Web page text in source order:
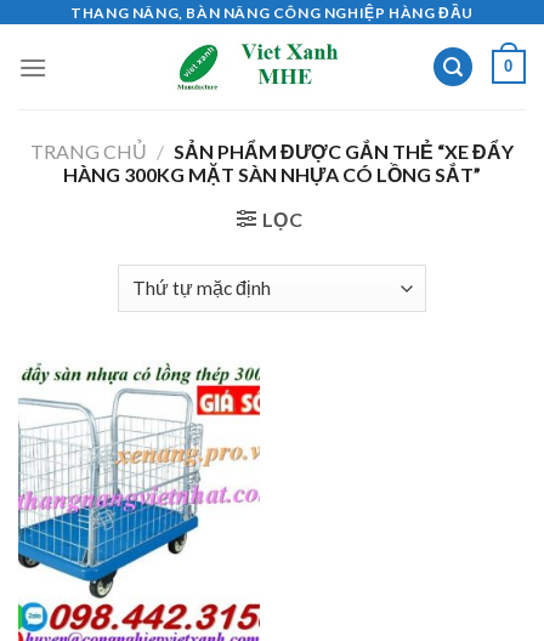
content
THANG NÂNG, BÀN NÂNG CÔNG NGHIỆP HÀNG ĐẦU
0
TRANG CHỦ / SẢN PHẨM ĐƯỢC GẮN THẺ “XE ĐẨY
HÀNG 300KG MẶT SÀN NHỰA CÓ LỒNG SẮT”
LỌC